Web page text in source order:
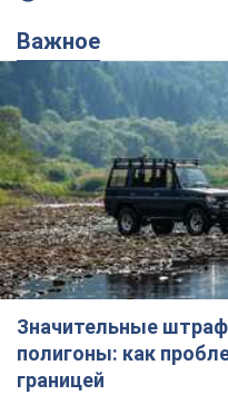
Важное
Значительные
полигоны: как
границей